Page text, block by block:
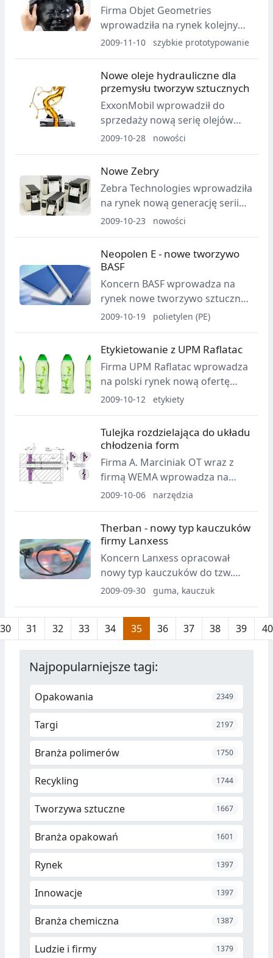
Firma Objet Geometries
wprowadziła na rynek kolejny
rodzaj materiału:
Jest to rozszerzenie palety barw
rewelacyjnego materiału
elastycznego TangoPlus o kolor
czarny.
2009-11-10 szybkie prototypowanie
Nowe oleje hydrauliczne dla
przemysłu tworzyw sztucznych
ExxonMobil wprowadził do
sprzedaży nową serię olejów
hydraulicznych Mobil DTE 10
popularnej rodziny środków
smarnych znajduje swoje
zastosowanie m.in. w przemyśle
tworzyw sztucznych i
wykorzystywanych w nim
maszynach.
2009-10-28 nowości
Nowe Zebry
Zebra Technologies wprowadziła
na rynek nową generację serii
wysokowydajnych drukarek
zwiększeniem produktywności
drukowania oraz wysokiej
jakości druku.
2009-10-23 nowości
Neopolen E - nowe tworzywo
BASF
Koncern BASF wprowadza na
rynek nowe tworzywo sztuczne.
Tym razem jest to polietylen
wytrzymałych i bezpiecznych
materacy oraz mat sportowych.
2009-10-19 polietylen (PE)
Etykietowanie z UPM Raflatac
Firma UPM Raflatac wprowadza
na polski rynek nową ofertę
swoich cienkich produktów
2009-10-12 etykiety
Tulejka rozdzielająca do układu
chłodzenia form
Firma A. Marciniak OT wraz z
firmą WEMA wprowadza na
rynek innowacyjną tulejkę
2009-10-06 narzędzia
Therban - nowy typ kauczuków
firmy Lanxess
Koncern Lanxess opracował
nowy typ kauczuków do tzw.
zielonych silników. Stworzył
który jest teraz równie odporny
jak elastomery fluorowe.
2009-09-30 guma, kauczuk
30 31 32 33 34 35 36 37 38 39 40
Najpopularniejsze tagi:
Opakowania 2349
Targi 2197
Branża polimerów 1750
Recykling 1744
Tworzywa sztuczne 1667
Branża opakowań 1601
Rynek 1397
Innowacje 1397
Branża chemiczna 1387
Ludzie i firmy 1379